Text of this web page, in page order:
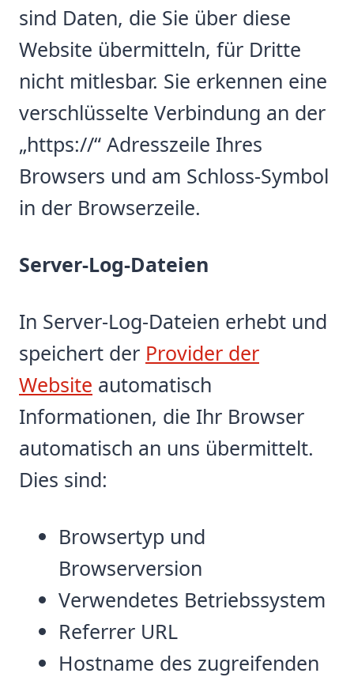
sind Daten, die Sie über diese
Website übermitteln, für Dritte
nicht mitlesbar. Sie erkennen eine
verschlüsselte Verbindung an der
„https://“ Adresszeile Ihres
Browsers und am Schloss-Symbol
in der Browserzeile.
Server-Log-Dateien
In Server-Log-Dateien erhebt und
speichert der Provider der
Website automatisch
Informationen, die Ihr Browser
automatisch an uns übermittelt.
Dies sind:
Browsertyp und
Browserversion
Verwendetes Betriebssystem
Referrer URL
Hostname des zugreifenden